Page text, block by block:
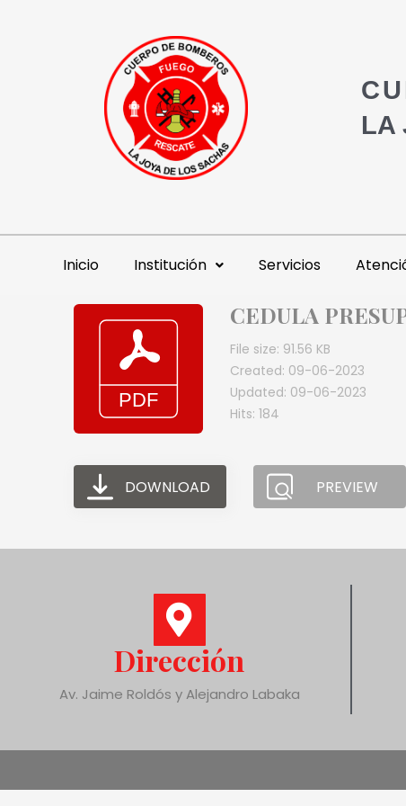
LA
Inicio Institución Servicios
CEDULA
File size: 91.56 KB
Created: 09-06-2023
Updated: 09-06-2023
Hits: 184
DOWNLOAD PREVIEW
Dirección
Av. Jaime Roldós y Alejandro Labaka